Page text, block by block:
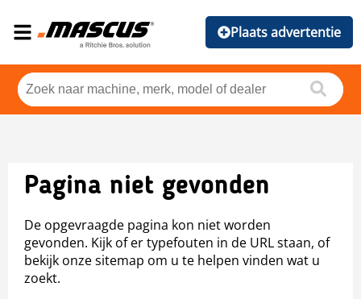
Plaats advertentie
Pagina niet gevonden
De opgevraagde pagina kon niet worden
gevonden. Kijk of er typefouten in de URL staan, of
bekijk onze sitemap om u te helpen vinden wat u
zoekt.